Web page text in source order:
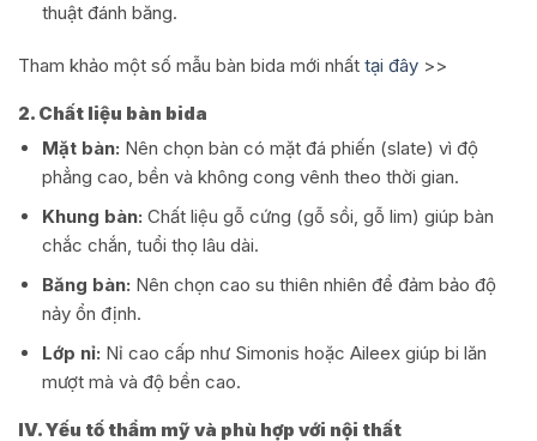
thuật đánh băng.
Tham khảo một số mẫu bàn bida mới nhất tại đây >>
2. Chất liệu bàn bida
Mặt bàn: Nên chọn bàn có mặt đá phiến (slate) vì độ
phẳng cao, bền và không cong vênh theo thời gian.
Khung bàn: Chất liệu gỗ cứng (gỗ sồi, gỗ lim) giúp bàn
chắc chắn, tuổi thọ lâu dài.
Băng bàn: Nên chọn cao su thiên nhiên để đảm bảo độ
nảy ổn định.
Lớp nỉ: Nỉ cao cấp như Simonis hoặc Aileex giúp bi lăn
mượt mà và độ bền cao.
IV. Yếu tố thẩm mỹ và phù hợp với nội thất